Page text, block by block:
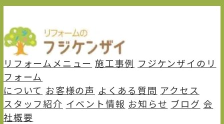
リフォームメニュー 施⼯事例 フジケンザイのリ
フォーム
について お客様の声 よくある質問 アクセス
スタッフ紹介 イベント情報 お知らせ ブログ 会
社概要